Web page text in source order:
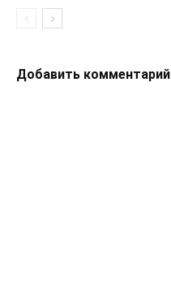
Добавить комментарий